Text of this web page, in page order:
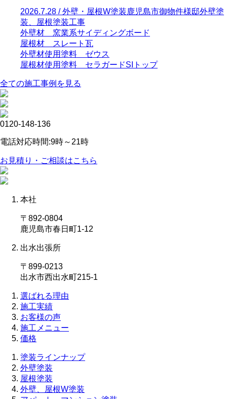
2026.7.28 / 外壁・屋根W塗装鹿児島市御物件様邸外壁塗
装、屋根塗装工事
外壁材 窯業系サイディングボード
屋根材 スレート瓦
外壁材使用塗料 ゼウス
屋根材使用塗料 セラガードSIトップ
全ての施工事例を見る
0120-148-136
電話対応時間:9時～21時
お見積り・ご相談はこちら
本社
〒892-0804
鹿児島市春日町1-12
出水出張所
〒899-0213
出水市西出水町215-1
選ばれる理由
施工実績
お客様の声
施工メニュー
価格
塗装ラインナップ
外壁塗装
屋根塗装
外壁、屋根W塗装